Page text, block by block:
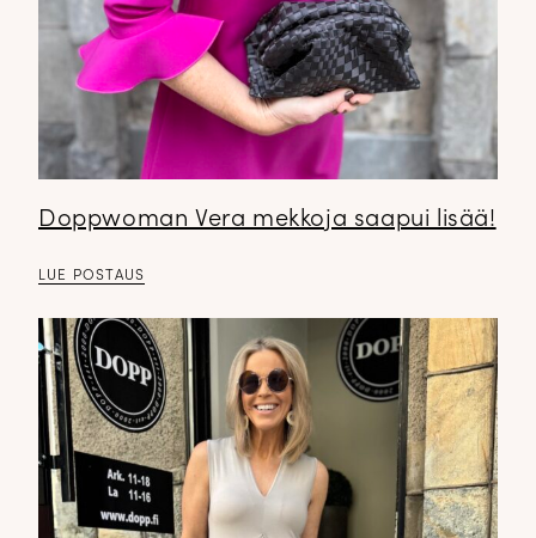
Doppwoman Vera mekkoja saapui lisää!
LUE POSTAUS